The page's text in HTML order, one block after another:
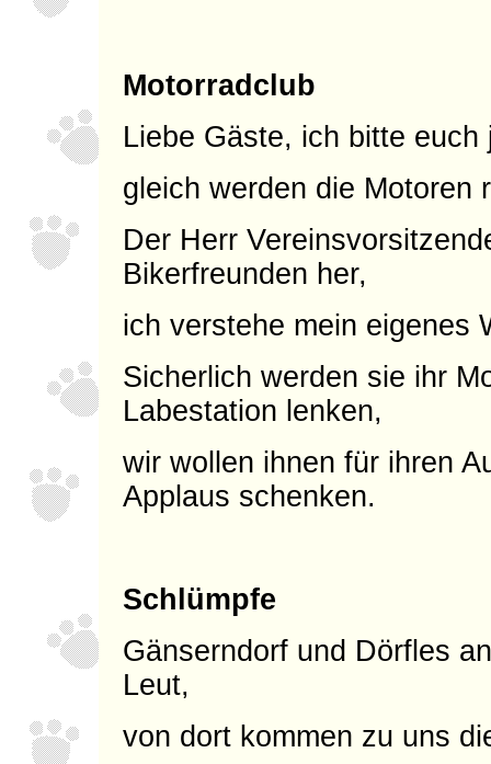
Motorradclub
Liebe Gäste, ich bitte
gleich werden die Motoren
Der Herr
Bikerfreunden her,
ich verstehe mein eigenes
Sicherlich werden sie ihr
Labestation lenken,
wir wollen ihnen für ihren
Applaus schenken.
Schlümpfe
Gänserndorf und Dörfles
Leut,
von dort kommen zu uns